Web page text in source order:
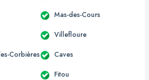
Mas-des-Cours
Villefloure
Corbières Caves
Fitou